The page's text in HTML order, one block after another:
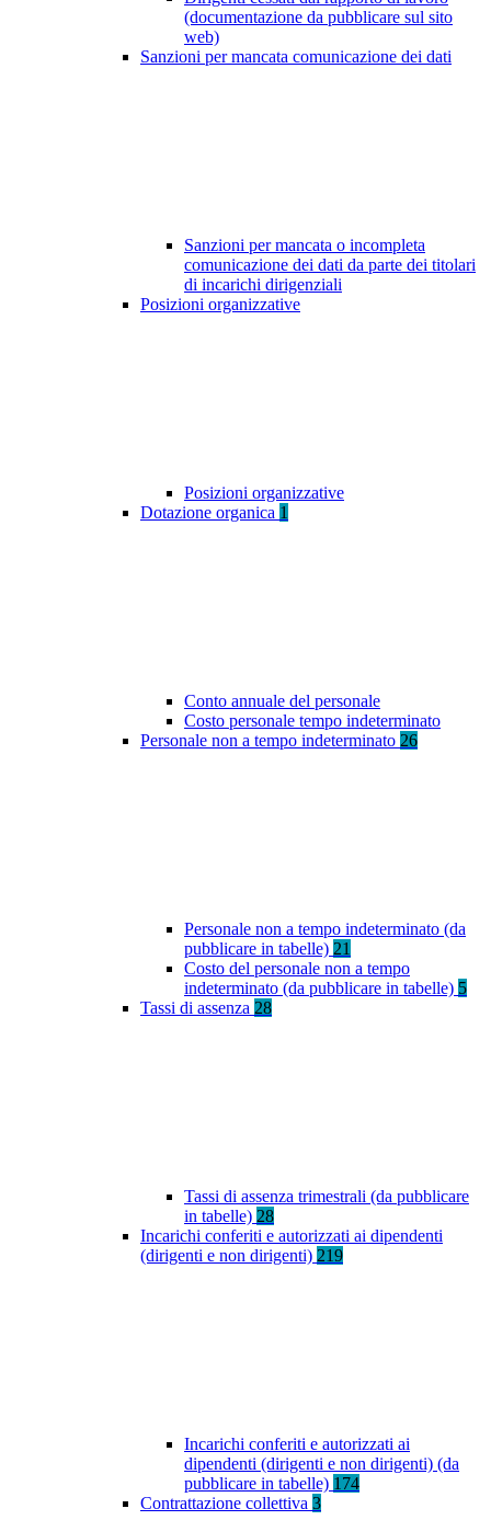
(documentazione da pubblicare sul sito
web)
Sanzioni per mancata comunicazione dei dati
Sanzioni per mancata o incompleta
comunicazione dei dati da parte dei titolari
di incarichi dirigenziali
Posizioni organizzative
Posizioni organizzative
Dotazione organica 1
Conto annuale del personale
Costo personale tempo indeterminato
Personale non a tempo indeterminato 26
Personale non a tempo indeterminato (da
pubblicare in tabelle) 21
Costo del personale non a tempo
indeterminato (da pubblicare in tabelle) 5
Tassi di assenza 28
Tassi di assenza trimestrali (da pubblicare
in tabelle) 28
Incarichi conferiti e autorizzati ai dipendenti
(dirigenti e non dirigenti) 219
Incarichi conferiti e autorizzati ai
dipendenti (dirigenti e non dirigenti) (da
pubblicare in tabelle) 174
Contrattazione collettiva 3